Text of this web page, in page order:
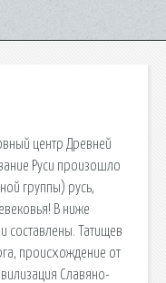
центр Древней
Руси произошло
группы) русь,
В ниже
составлены. Татищев
происхождение от
Славяно-